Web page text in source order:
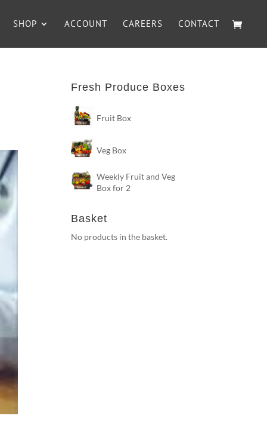
SHOP ACCOUNT CAREERS CONTACT
Fresh Produce Boxes
Fruit Box
Veg Box
Weekly Fruit and Veg
Box for 2
Basket
No products in the basket.